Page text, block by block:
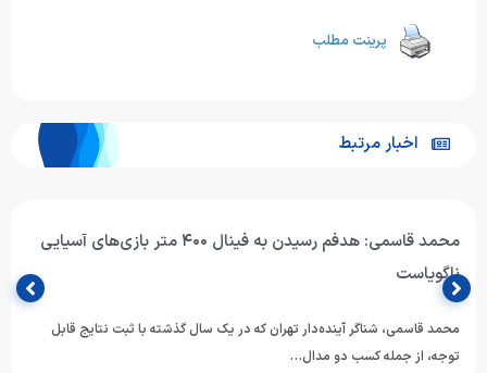
پرینت مطلب
اخبار مرتبط
محمد قاسمی: هدفم رسیدن به فینال ۴۰۰ متر بازی‌های آسیایی
ناگویاست
محمد قاسمی، شناگر آینده‌دار تهران که در یک سال گذشته با ثبت نتایج قابل
توجه، از جمله کسب دو مدال…